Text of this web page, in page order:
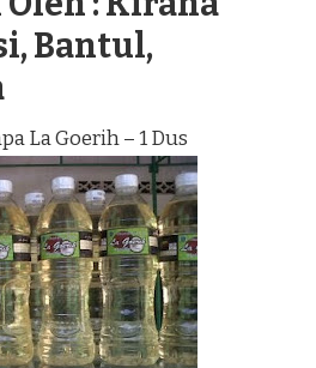
Bantul,
La Goerih – 1 Dus